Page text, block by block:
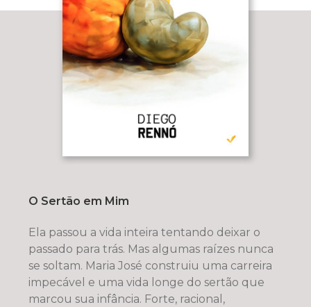
O Sertão em Mim
Ela passou a vida inteira tentando deixar o
passado para trás. Mas algumas raízes nunca
se soltam. Maria José construiu uma carreira
impecável e uma vida longe do sertão que
marcou sua infância. Forte, racional,